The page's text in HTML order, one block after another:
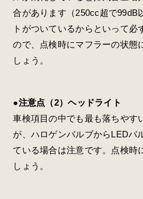
合があります（250cc超で99dB
トがついているからといって必
ので、点検時にマフラーの状態
しょう。
●注意点（2）ヘッドライト
車検項目の中でも最も落ちやす
が、ハロゲンバルブからLEDバ
ている場合は注意です。点検時
しょう。